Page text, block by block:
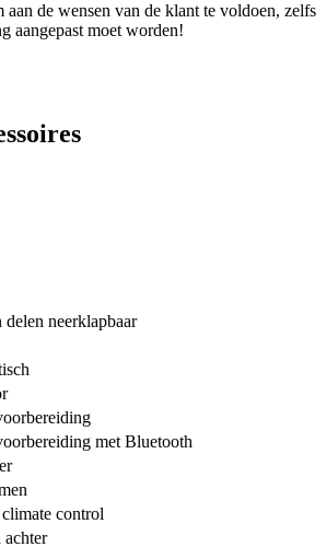
aan de wensen van de klant te voldoen, zelfs
aangepast moet worden!
neerklapbaar
met Bluetooth
control
achter